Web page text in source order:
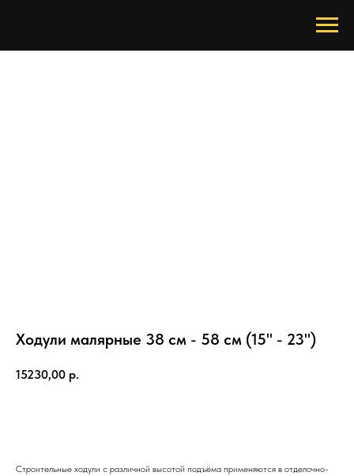
Ходули малярные 38 см - 58 см (15" - 23")
15230,00 р.
Строительные ходули с различной высотой подъёма применяются в отделочно-